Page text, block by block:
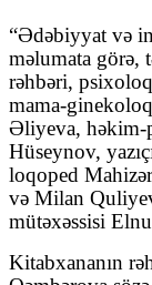
“Ədəbiyyat və
məlumata görə,
rəhbəri,
mama-
Əliyeva, həkim-
Hüseynov,
loqoped
və Milan
mütəxəssisi
Kitabxananın